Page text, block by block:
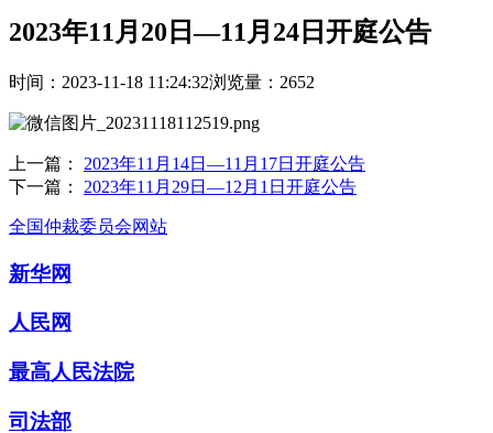
2023年11月20日—11月24日开庭公告
时间：2023-11-18 11:24:32浏览量：2652
上一篇： 2023年11月14日—11月17日开庭公告
下一篇： 2023年11月29日—12月1日开庭公告
全国仲裁委员会网站
新华网
人民网
最高人民法院
司法部